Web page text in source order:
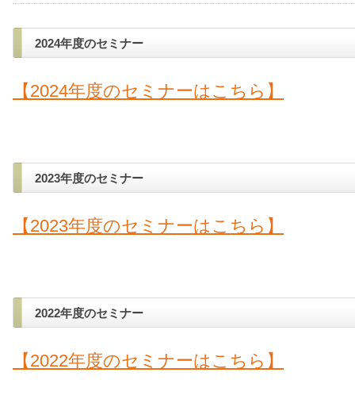
2024年度のセミナー
【2024年度のセミナーはこちら】
2023年度のセミナー
【2023年度のセミナーはこちら】
2022年度のセミナー
【2022年度のセミナーはこちら】